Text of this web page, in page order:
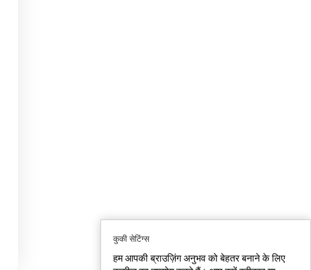
कुकी सेटिंग्स
हम आपकी ब्राउज़िंग अनुभव को बेहतर बनाने के लिए